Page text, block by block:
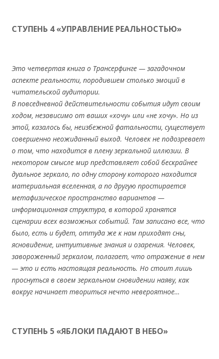
СТУПЕНЬ 4 «УПРАВЛЕНИЕ РЕАЛЬНОСТЬЮ»
Это четвертая книга о Трансерфинге — загадочном
аспекте реальности, породившем столько эмоций в
читательской аудитории.
В повседневной действительности события идут своим
ходом, независимо от ваших «хочу» или «не хочу». Но из
этой, казалось бы, неизбежной фатальности, существует
совершенно неожиданный выход. Человек не подозревает
о том, что находится в плену зеркальной иллюзии. В
некотором смысле мир представляет собой бескрайнее
дуальное зеркало, по одну сторону которого находится
материальная вселенная, а по другую простирается
метафизическое пространство вариантов —
информационная структура, в которой хранятся
сценарии всех возможных событий. Там записано все, что
было, есть и будет, оттуда же к нам приходят сны,
ясновидение, интуитивные знания и озарения. Человек,
завороженный зеркалом, полагает, что отражение в нем
— это и есть настоящая реальность. Но стоит лишь
проснуться в своем зеркальном сновидении наяву, как
вокруг начинает твориться нечто невероятное…
СТУПЕНЬ 5 «ЯБЛОКИ ПАДАЮТ В НЕБО»